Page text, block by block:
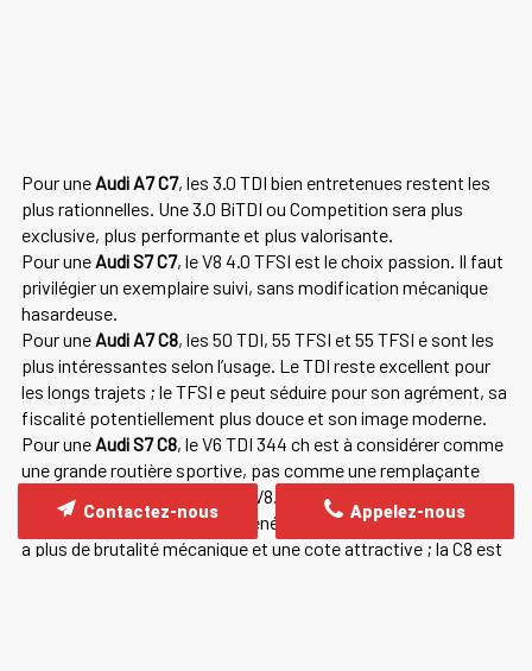
Pour uneAudi A7 C7, les 3.0 TDI bien entretenues restent les
plus rationnelles. Une 3.0 BiTDI ou Competition sera plus
exclusive, plus performante et plus valorisante.
Pour uneAudi S7 C7, le V8 4.0 TFSI est le choix passion. Il faut
privilégier un exemplaire suivi, sans modification mécanique
hasardeuse.
Pour uneAudi A7 C8, les 50 TDI, 55 TFSI et 55 TFSI e sont les
plus intéressantes selon l’usage. Le TDI reste excellent pour
les longs trajets ; le TFSI e peut séduire pour son agrément, sa
fiscalité potentiellement plus douce et son image moderne.
Pour uneAudi S7 C8, le V6 TDI 344 ch est à considérer comme
une grande routière sportive, pas comme une remplaçante
émotionnelle de l’ancienne S7 V8.
Pour uneAudi RS7, les deux générations sont désirables. La C7
a plus de brutalité mécanique et une cote attractive ; la C8 est
Appelez-nous
Contactez-nous